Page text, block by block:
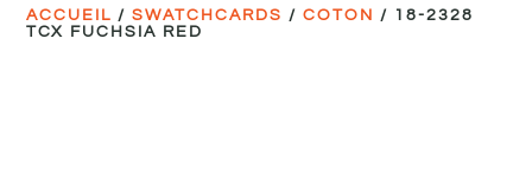
ACCUEIL /SWATCHCARDS /COTON / 18-2328
TCX FUCHSIA RED